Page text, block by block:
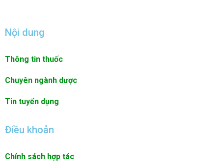
Nội dung
Thông tin thuốc
Chuyên ngành dược
Tin tuyển dụng
Điều khoản
Chính sách hợp tác